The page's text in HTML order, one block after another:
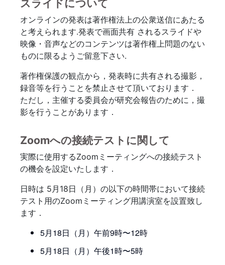
スライドについて
オンラインの発表は著作権法上の公衆送信にあたる
と考えられます.発表で画面共有 されるスライドや
映像・音声などのコンテンツは著作権上問題のない
ものに限るようご留意下さい.
著作権保護の観点から，発表時に共有される撮影，
録音等を行うことを禁止させて頂いております．
ただし，主催する委員会が研究会報告のために，撮
影を行うことがあります．
Zoomへの接続テストに関して
実際に使用するZoomミーティングへの接続テスト
の機会を設定いたします．
日時は 5月18日（月）の以下の時間帯において接続
テスト用のZoomミーティング用講演室を設置致し
ます．
5月18日（月）午前9時〜12時
5月18日（月）午後1時〜5時